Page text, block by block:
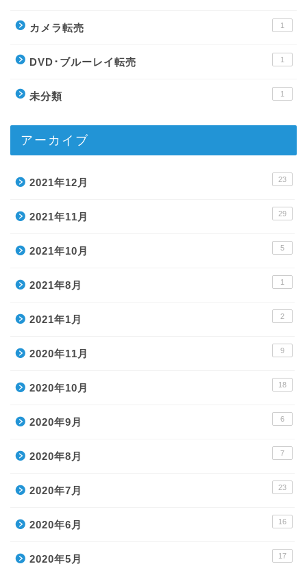
カメラ転売 1
DVD･ブルーレイ転売 1
未分類 1
アーカイブ
2021年12月 23
2021年11月 29
2021年10月 5
2021年8月 1
2021年1月 2
2020年11月 9
2020年10月 18
2020年9月 6
2020年8月 7
2020年7月 23
2020年6月 16
2020年5月 17